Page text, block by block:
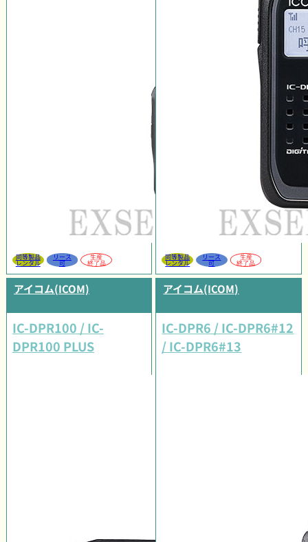
同等製品
レンタル
リース
可
生産
終了品
同等製品
レンタル
リース
可
生産
終了品
アイコム(ICOM)
IC-DPR100 / IC-
DPR100 PLUS
アイコム(ICOM)
IC-DPR6 / IC-DPR6#12
/ IC-DPR6#13